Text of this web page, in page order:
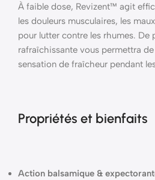
À faible dose, Revizent™ agit
les douleurs musculaires, les
pour lutter contre les rhumes. De
rafraîchissante vous permettra
sensation de fraîcheur pendant
Propriétés et bienfaits
Action balsamique &